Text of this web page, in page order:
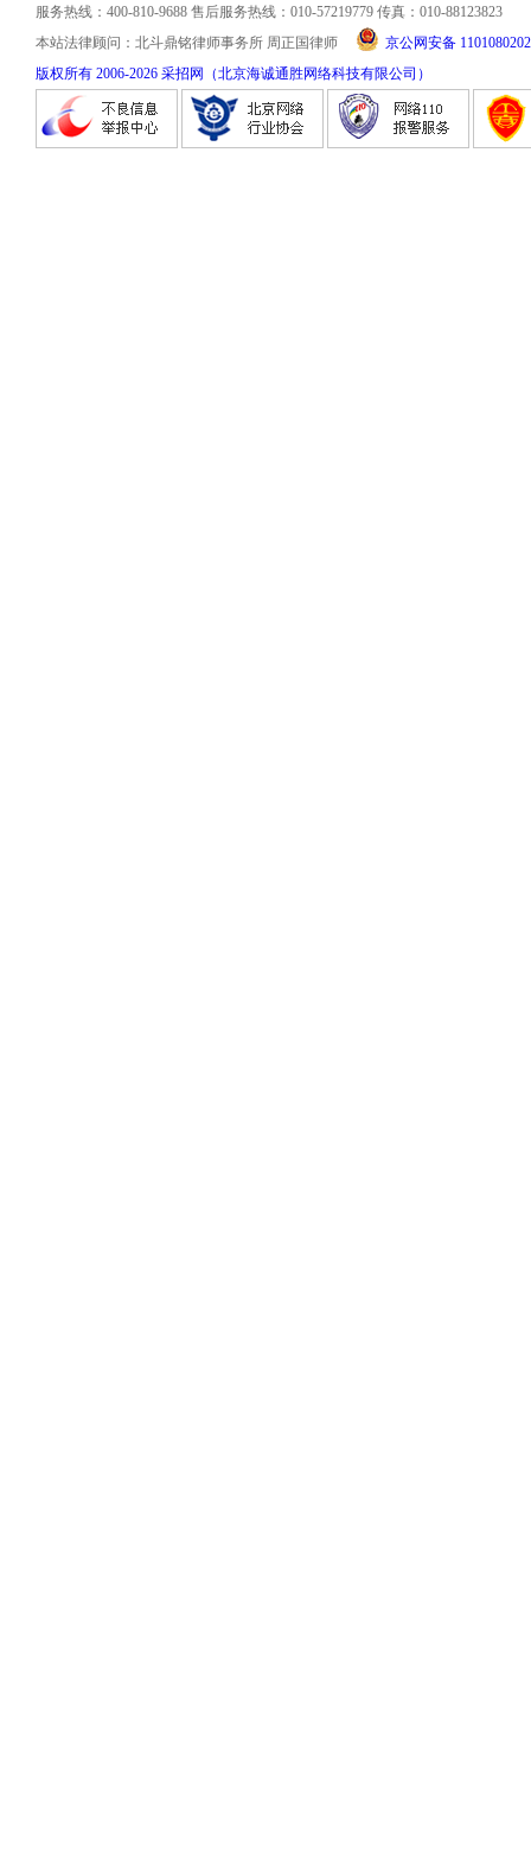
服务热线：400-810-9688 售后服务热线：010-57219779 传真：010-88123823
本站法律顾问：北斗鼎铭律师事务所 周正国律师
京公网安备
版权所有 2006-2026 采招网（北京海诚通胜网络科技有限公司）